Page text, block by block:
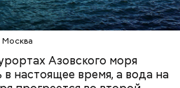
Азовского моря
настоящее время, а вода на